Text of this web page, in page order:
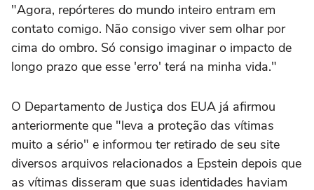
"Agora, repórteres do mundo inteiro entram em
contato comigo. Não consigo viver sem olhar por
cima do ombro. Só consigo imaginar o impacto de
longo prazo que esse 'erro' terá na minha vida."
O Departamento de Justiça dos EUA já afirmou
anteriormente que "leva a proteção das vítimas
muito a sério" e informou ter retirado de seu site
diversos arquivos relacionados a Epstein depois que
as vítimas disseram que suas identidades haviam